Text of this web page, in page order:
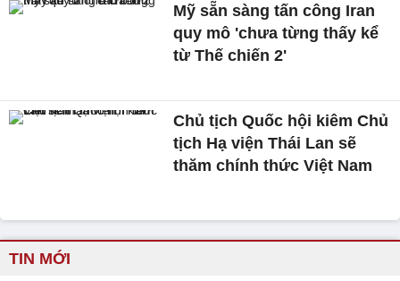
Mỹ sẵn sàng tấn công Iran
quy mô 'chưa từng thấy kể
từ Thế chiến 2'
Chủ tịch Quốc hội kiêm Chủ
tịch Hạ viện Thái Lan sẽ
thăm chính thức Việt Nam
TIN MỚI